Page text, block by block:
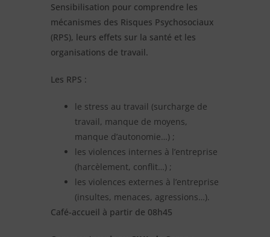
Sensibilisation pour comprendre les
mécanismes des Risques Psychosociaux
(RPS), leurs effets sur la santé et les
organisations de travail.
Les RPS :
le stress au travail (surcharge de
travail, manque de moyens,
manque d’autonomie…) ;
les violences internes à l’entreprise
(harcèlement, conflit…) ;
les violences externes à l’entreprise
(insultes, menaces, agressions…).
Café-accueil à partir de 08h45